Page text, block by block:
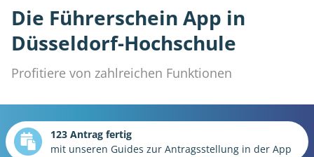
Die Führerschein App in
Düsseldorf-Hochschule
Profitiere von zahlreichen Funktionen
123 Antrag fertig
mit unseren Guides zur Antragsstellung in der App